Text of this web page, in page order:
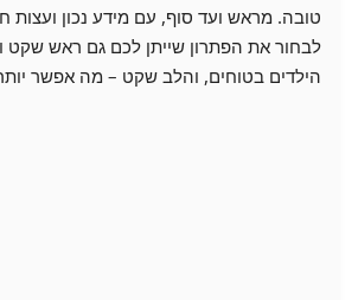
טובה. מראש ועד סוף, עם מידע נכון ועצות
לבחור את הפתרון שייתן לכם גם ראש שקט
הילדים בטוחים, והלב שקט – מה אפשר